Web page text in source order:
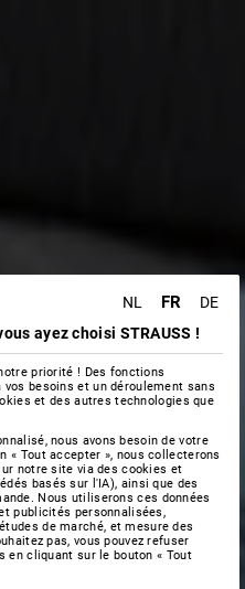
NL FR
DE
ayez choisi STRAUSS !
priorité ! Des fonctions
besoins et un déroulement sans
et des autres technologies que
nous avons besoin de votre
« Tout accepter », nous collecterons
notre site via des cookies et
basés sur l'IA), ainsi que des
Nous utiliserons ces données
publicités personnalisées,
de marché, et mesure des
pas, vous pouvez refuser
en cliquant sur le bouton « Tout